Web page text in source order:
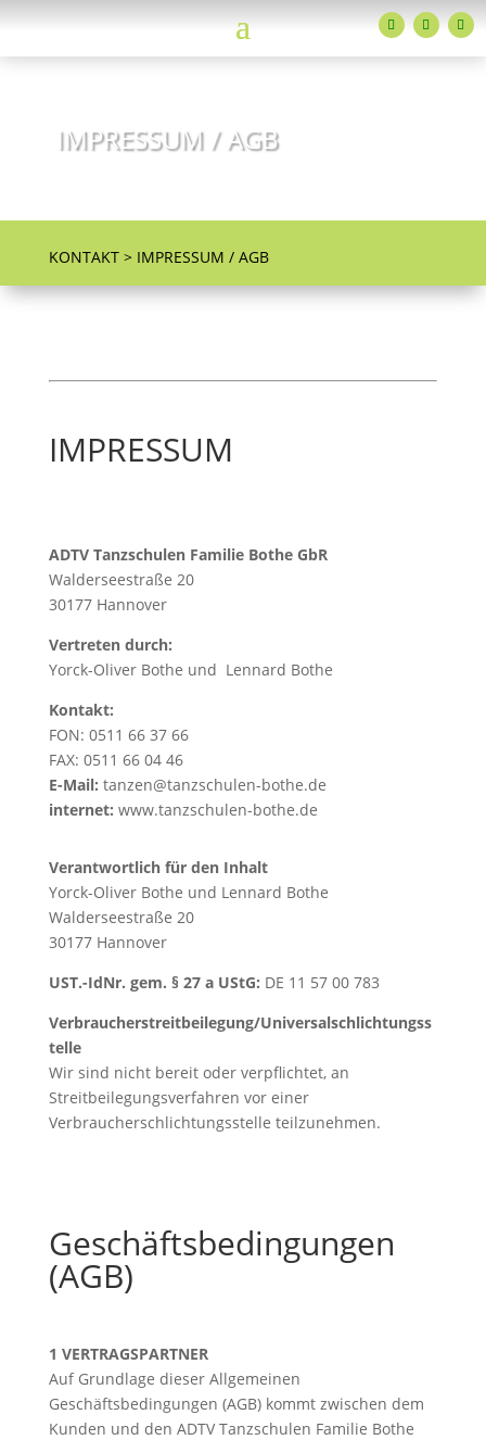
IMPRESSUM / AGB
KONTAKT > IMPRESSUM / AGB
IMPRESSUM
ADTV Tanzschulen Familie Bothe GbR
Walderseestraße 20
30177 Hannover
Vertreten durch:
Yorck-Oliver Bothe und Lennard Bothe
Kontakt:
FON: 0511 66 37 66
FAX: 0511 66 04 46
E-Mail: tanzen@tanzschulen-bothe.de
internet: www.tanzschulen-bothe.de
Verantwortlich für den Inhalt
Yorck-Oliver Bothe und Lennard Bothe
Walderseestraße 20
30177 Hannover
UST.-IdNr. gem. § 27 a UStG: DE 11 57 00 783
Verbraucherstreitbeilegung/Universalschlichtungss
telle
Wir sind nicht bereit oder verpflichtet, an
Streitbeilegungsverfahren vor einer
Verbraucherschlichtungsstelle teilzunehmen.
Geschäftsbedingungen
(AGB)
1 VERTRAGSPARTNER
Auf Grundlage dieser Allgemeinen
Geschäftsbedingungen (AGB) kommt zwischen dem
Kunden und den ADTV Tanzschulen Familie Bothe